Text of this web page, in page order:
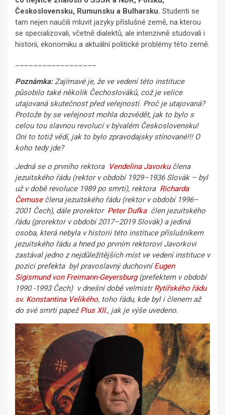
Československu, Rumunsku a Bulharsku. Studenti se
tam nejen naučili mluvit jazyky příslušné země, na kterou
se specializovali, včetně dialektů, ale intenzivně studovali i
historii, ekonomiku a aktuální politické problémy této země.
Poznámka:Zajímavé je, že ve vedení této instituce
působilo také několik Čechoslováků, což je velice
utajovaná skutečnost před veřejností. Proč je utajovaná?
Protože by se veřejnost mohla dozvědět, jak to bylo s
celou tou slavnou revolucí v bývalém Československu!
Oni to totiž vědí, jak to bylo zpravodajsky stínované!!! O
koho tedy jde?
Jedná se o prvního rektora Vendelína Javorkučlena
jezuitského řádu (rektor v období 1929–1936 Slovák – byl
už v době revoluce 1989 po smrti), rektora Richarda
Čemusečlena jezuitského řádu (rektor v období 1996–
2001 Čech), dále prorektor Peter Dufkačlen jezuitského
řádu (prorektor v období 2017–2019 Slovák) a jediná
osoba, která nebyla v historii této instituce příslušníkem
jezuitského řádu a hned po prvním rektorovi Javorkovi
zastával jedno z nejdůležitějších míst ve vedení instituce v
pozici prefekta byl pravoslavný duchovníEugen
Sigismund von Freimann-Geyersburg(prefektem v období
1990 -1993 Čech) v dnešní době velmistrRytířského řádu
sv. Konstantina Velikého, toho řádu, kde byl i členem až
do své smrti papežPius XII., jak je výše uvedeno.